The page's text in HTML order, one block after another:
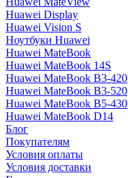
Huawei Display
Huawei Vision S
Ноутбуки Huawei
Huawei MateBook
Huawei MateBook 14S
Huawei MateBook B3-420
Huawei MateBook B3-520
Huawei MateBook B5-430
Huawei MateBook D14
Блог
Покупателям
Условия оплаты
Условия доставки